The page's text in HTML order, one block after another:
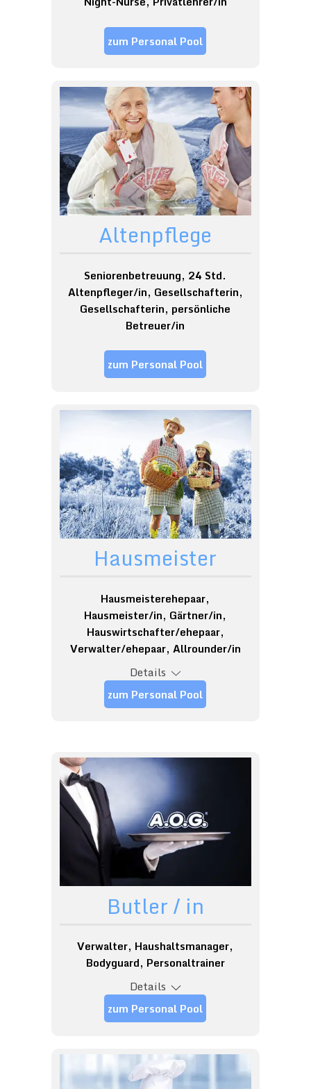
zum Personal Pool
Altenpflege
Seniorenbetreuung, 24 Std.
Altenpfleger/in, Gesellschafterin,
Gesellschafterin, persönliche
Betreuer/in
zum Personal Pool
Hausmeister
Hausmeisterehepaar,
Hausmeister/in, Gärtner/in,
Hauswirtschafter/ehepaar,
Verwalter/ehepaar, Allrounder/in
Details
zum Personal Pool
Butler / in
Verwalter, Haushaltsmanager,
Bodyguard, Personaltrainer
Details
zum Personal Pool